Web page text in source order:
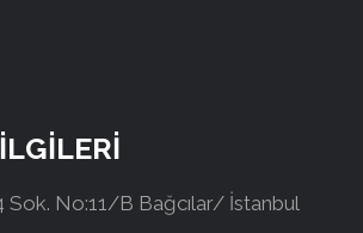
Sok. No:11/B Bağcılar/ İstanbul